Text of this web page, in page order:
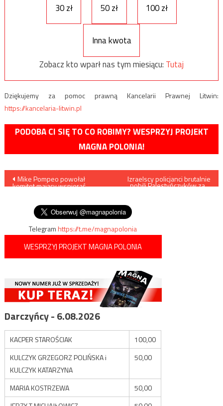
30 zł
50 zł 100 zł
Inna kwota
Zobacz kto wparł nas tym miesiącu: Tutaj
Dziękujemy za pomoc prawną Kancelarii Prawnej Litwin:
https://kancelaria-litwin.pl
PODOBA CI SIĘ TO CO ROBIMY? WESPRZYJ PROJEKT
MAGNA POLONIA!
Nawigacja
Mike Pompeo powołał
komitet mający wspierać
Izraelscy policjanci brutalnie
pobili Palestyńczyków za…
Telegramhttps://t.me/magnapolonia
WESPRZYJ PROJEKT MAGNA POLONIA
Darczyńcy - 6.08.2026
KACPER STAROŚCIAK
100,00
KULCZYK GRZEGORZ POLIŃSKA i
KULCZYK KATARZYNA
50,00
MARIA KOSTRZEWA
50,00